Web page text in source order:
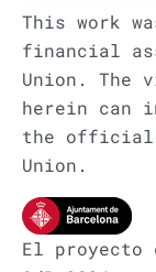
This work
financial
Union. The
herein can
the official
Union.
El